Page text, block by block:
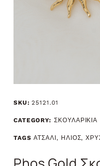
SKU:25121.01
CATEGORY: ΣΚΟΥΛΑΡΙΚΙΑ
TAGS ΑΤΣΑΛΙ, ΗΛΙΟΣ,